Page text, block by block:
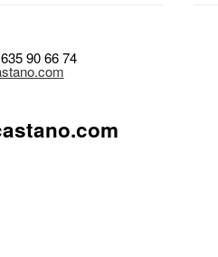
90 66 74